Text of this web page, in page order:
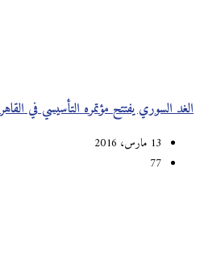
الغد السوري يفتتح مؤتمره التأسيسي في القاهرة
13 مارس، 2016
77